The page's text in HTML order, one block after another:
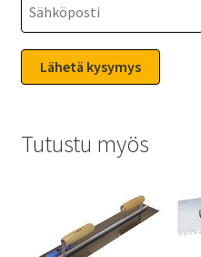
Tutustu myös